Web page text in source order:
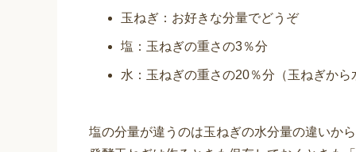
玉ねぎ：お好きな分量でどうぞ
塩：玉ねぎの重さの3％分
水：玉ねぎの重さの20％分（玉ねぎか
塩の分量が違うのは玉ねぎの水分量の違いか